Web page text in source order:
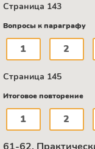
Страница 143
Вопросы к параграфу
1 2
Страница 145
Итоговое повторение
1 2